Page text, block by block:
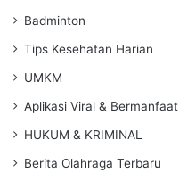
Badminton
Tips Kesehatan Harian
UMKM
Aplikasi Viral & Bermanfaat
HUKUM & KRIMINAL
Berita Olahraga Terbaru